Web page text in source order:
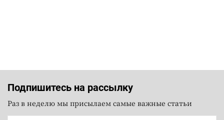
Подпишитесь на рассылку
Раз в неделю мы присылаем самые важные статьи